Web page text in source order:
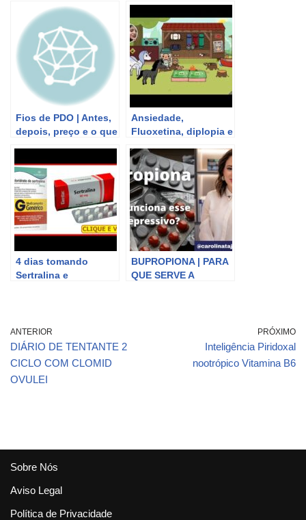
Fios de PDO | Antes,
depois, preço e o que
Ansiedade,
Fluoxetina, diplopia e
aconteceu comigo
4 dias tomando
Sertralina e
BUPROPIONA | PARA
QUE SERVE A
ANTERIOR
DIÁRIO DE TENTANTE 2
CICLO COM CLOMID
OVULEI
PRÓXIMO
Inteligência Piridoxal
nootrópico Vitamina B6
Sobre Nós
Aviso Legal
Política de Privacidade